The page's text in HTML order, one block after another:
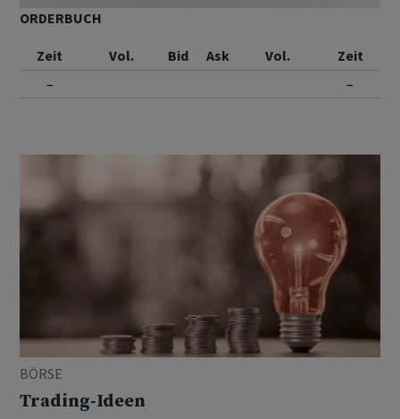
ORDERBUCH
Zeit Vol. Bid Ask Vol.
Zeit
–
–
BÖRSE
Trading-Ideen